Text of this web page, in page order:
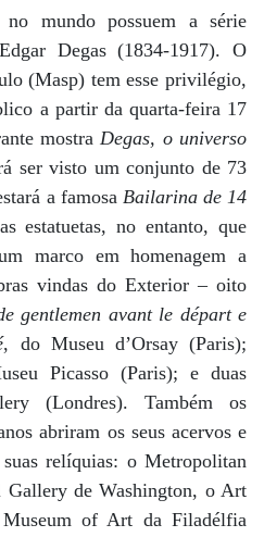
no mundo possuem a série
Degas (1834-1917). O
(Masp) tem esse privilégio,
a partir da quarta-feira 17
mostraDegas, o universo
ser visto um conjunto de 73
a famosa Bailarina de 14
estatuetas, no entanto, que
marco em homenagem a
vindas do Exterior – oito
gentlemen avant le départ e
, do Museu d’Orsay (Paris);
Picasso (Paris); e duas
(Londres). Também os
abriram os seus acervos e
relíquias: o Metropolitan
de Washington, o Art
of Art da Filadélfia